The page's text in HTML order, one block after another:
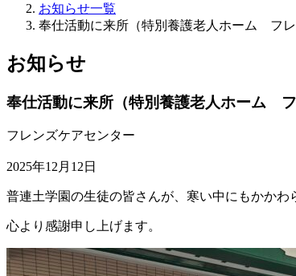
お知らせ一覧
奉仕活動に来所（特別養護老人ホーム フレ
お知らせ
奉仕活動に来所（特別養護老人ホーム フ
フレンズケアセンター
2025年12月12日
普連土学園の生徒の皆さんが、寒い中にもかか
心より感謝申し上げます。